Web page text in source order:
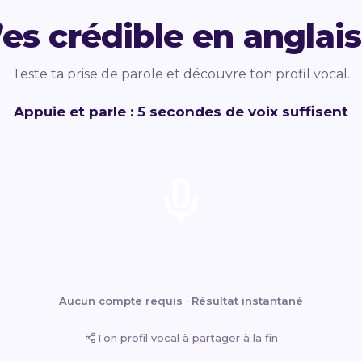
crédible en
Teste ta prise de parole et découvre ton profil vocal.
Appuie et parle : 5 secondes de voix suffisent
Aucun compte requis · Résultat instantané
Ton profil vocal à partager à la fin